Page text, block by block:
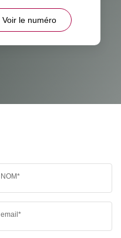
Voir le numéro
NOM*
email*